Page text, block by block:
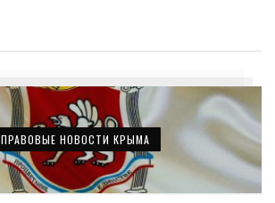
ПРАВОВЫЕ НОВОСТИ КРЫМА